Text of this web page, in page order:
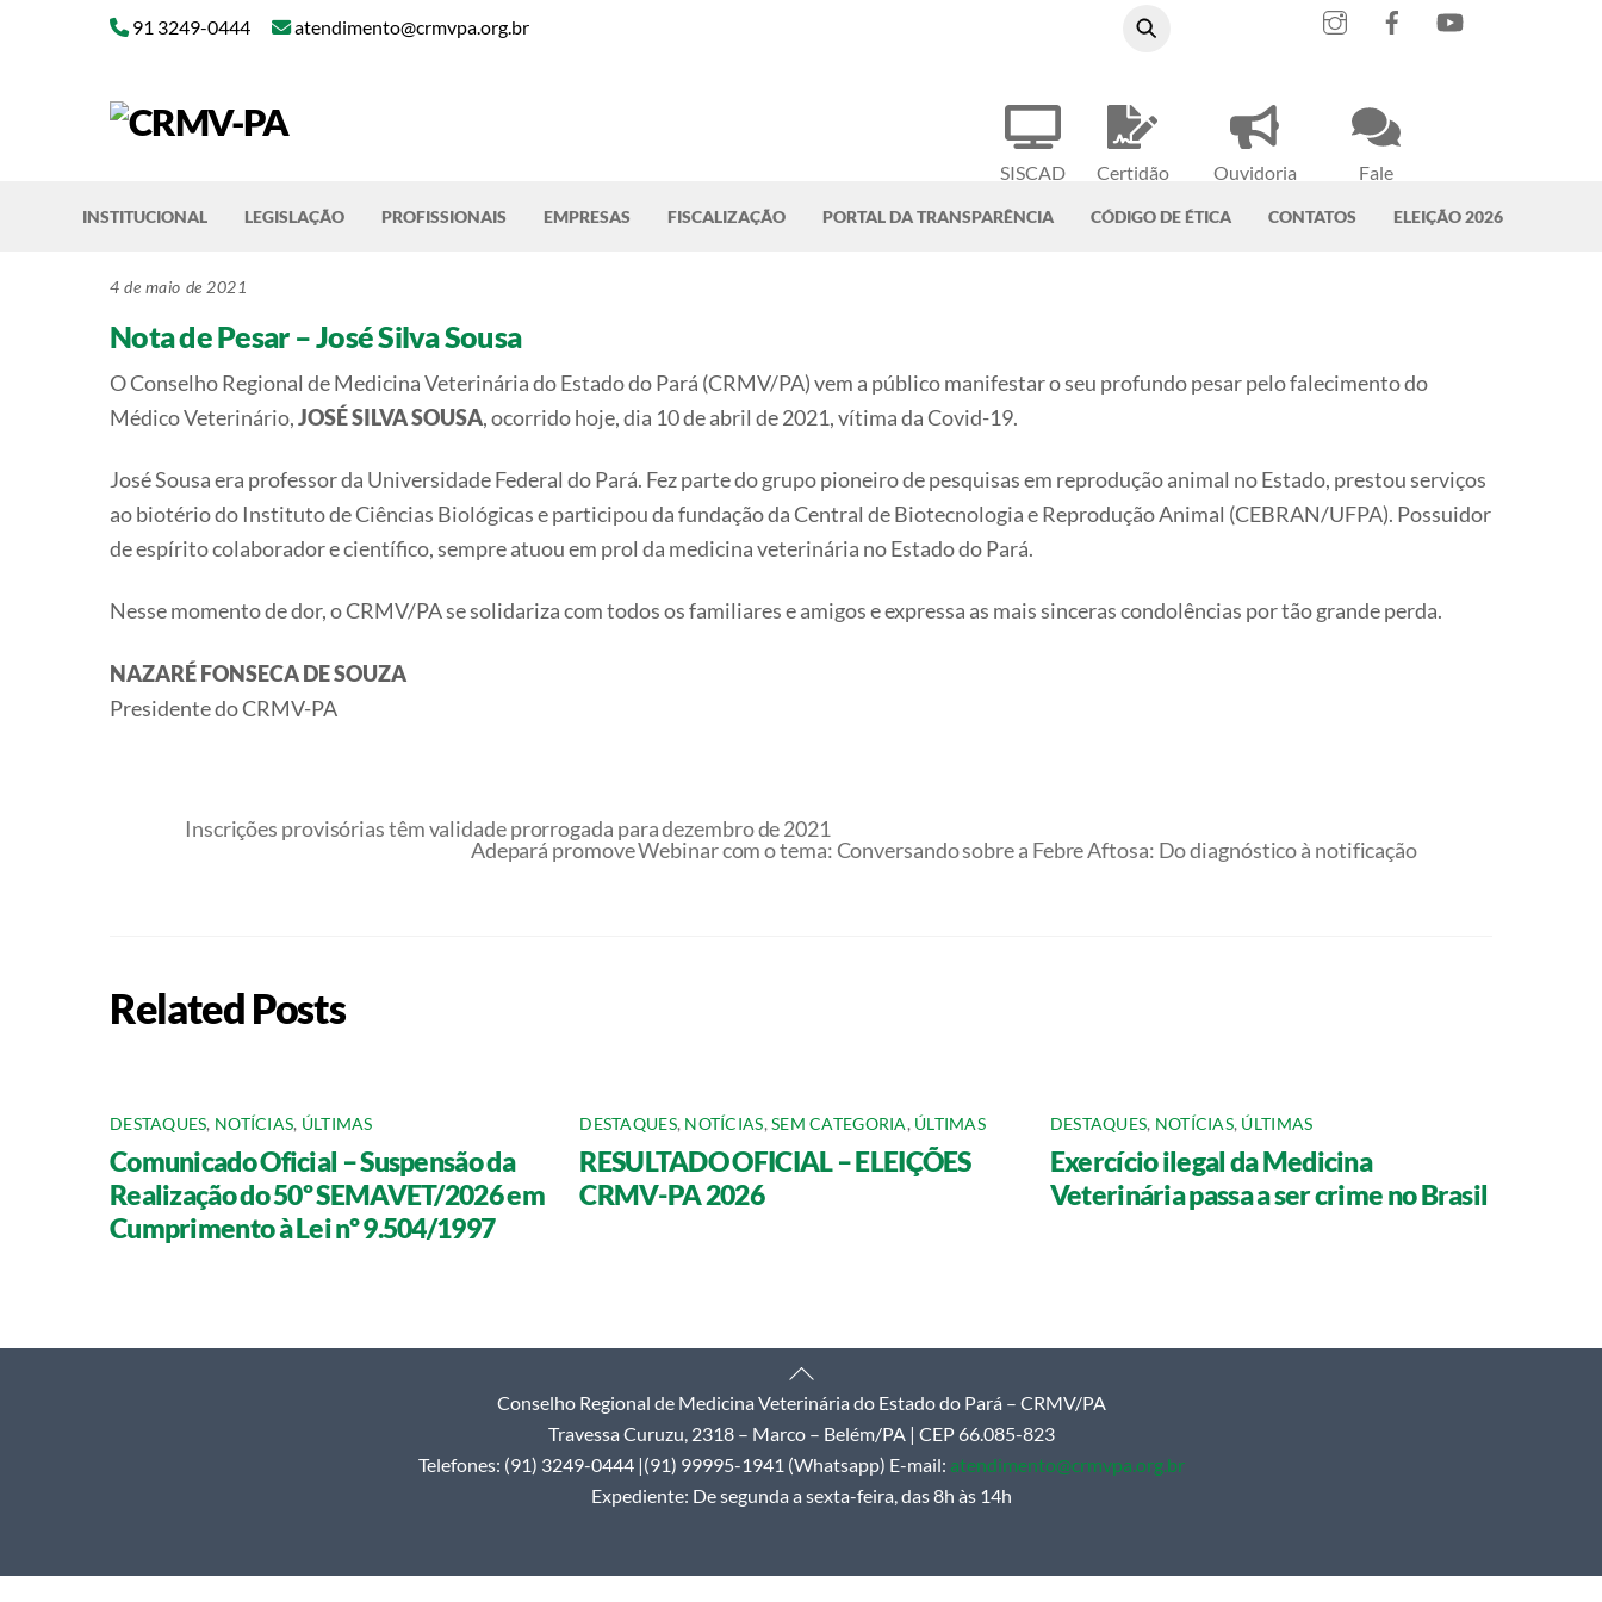
SISCAD
Certidão
Ouvidoria
Fale
91 3249-0444 atendimento@crmvpa.org.br
InstagramFacebook
INSTITUCIONAL LEGISLAÇÃO PROFISSIONAIS EMPRESAS FISCALIZAÇÃO PORTAL DA TRANSPARÊNCIA CÓDIGO DE ÉTICA CONTATOS ELEIÇÃO 2026
4 de maio de 2021
Nota de Pesar – José Silva Sousa
O Conselho Regional de Medicina Veterinária do Estado do Pará (CRMV/PA) vem a público manifestar o seu profundo pesar pelo falecimento do
Médico Veterinário,JOSÉ SILVA SOUSA, ocorrido hoje, dia 10 de abril de 2021, vítima da Covid-19.
José Sousa era professor da Universidade Federal do Pará. Fez parte do grupo pioneiro de pesquisas em reprodução animal no Estado, prestou serviços
ao biotério do Instituto de Ciências Biológicas e participou da fundação da Central de Biotecnologia e Reprodução Animal (CEBRAN/UFPA). Possuidor
de espírito colaborador e científico, sempre atuou em prol da medicina veterinária no Estado do Pará.
Nesse momento de dor, o CRMV/PA se solidariza com todos os familiares e amigos e expressa as mais sinceras condolências por tão grande perda.
NAZARÉ FONSECA DE SOUZA
Presidente do CRMV-PA
Inscrições provisórias têm validade prorrogada para dezembro de 2021
Adepará promove Webinar com o tema: Conversando sobre a Febre Aftosa: Do diagnóstico à notificação
Related Posts
DESTAQUES, NOTÍCIAS, ÚLTIMAS
Comunicado Oficial – Suspensão da
Realização do 50º SEMAVET/2026 em
Cumprimento à Lei nº 9.504/1997
DESTAQUES, NOTÍCIAS,SEM CATEGORIA, ÚLTIMAS
RESULTADO OFICIAL – ELEIÇÕES
CRMV-PA 2026
DESTAQUES, NOTÍCIAS, ÚLTIMAS
Exercício ilegal da Medicina
Veterinária passa a ser crime no Brasil
Back
To
Top
Conselho Regional de Medicina Veterinária do Estado do Pará – CRMV/PA
Travessa Curuzu, 2318 – Marco – Belém/PA | CEP 66.085-823
Telefones: (91) 3249-0444 |(91) 99995-1941 (Whatsapp) E-mail: atendimento@crmvpa.org.br
Expediente: De segunda a sexta-feira, das 8h às 14h